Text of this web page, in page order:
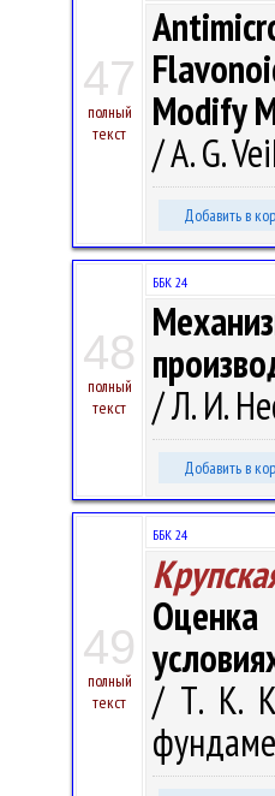
47
полный
текст
Modify
/ A. G.
Добавить в
48
полный
текст
ББК 24
/ Л. И.
Добавить в
49
полный
текст
ББК 24
/ Т. К.